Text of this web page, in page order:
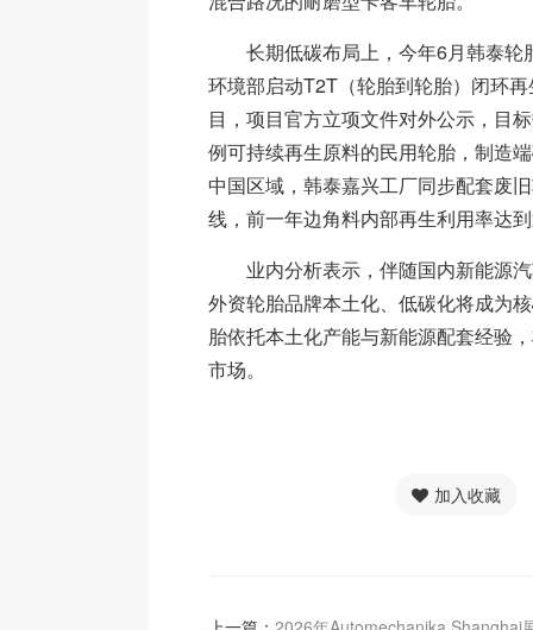
长期低碳布局上，今年6月韩泰轮
环境部启动T2T（轮胎到轮胎）闭环
目，项目官方立项文件对外公示，目
例可持续再生原料的民用轮胎，制造
中国区域，韩泰嘉兴工厂同步配套废
线，前一年边角料内部再生利用率达
业内分析表示，伴随国内新能源
外资轮胎品牌本土化、低碳化将成为
胎依托本土化产能与新能源配套经验
市场。
加入收藏